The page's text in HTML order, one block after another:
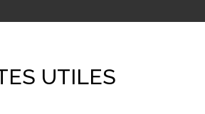
UTILES